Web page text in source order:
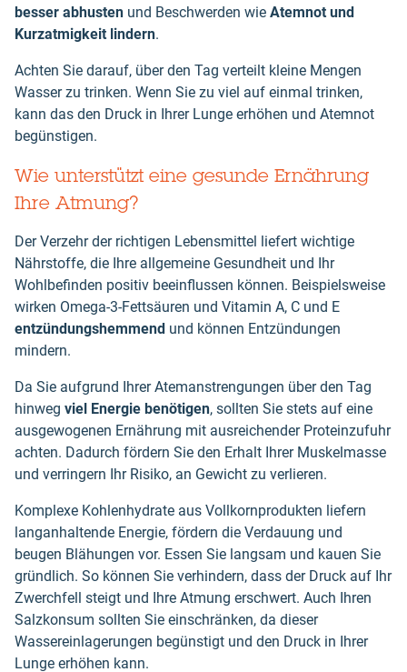
besser abhusten und Beschwerden wie Atemnot und
Kurzatmigkeit lindern.
Achten Sie darauf, über den Tag verteilt kleine Mengen
Wasser zu trinken. Wenn Sie zu viel auf einmal trinken,
kann das den Druck in Ihrer Lunge erhöhen und Atemnot
begünstigen.
Wie unterstützt eine gesunde Ernährung
Ihre Atmung?
Der Verzehr der richtigen Lebensmittel liefert wichtige
Nährstoffe, die Ihre allgemeine Gesundheit und Ihr
Wohlbefinden positiv beeinflussen können. Beispielsweise
wirken Omega-3-Fettsäuren und Vitamin A, C und E
entzündungshemmend und können Entzündungen
mindern.
Da Sie aufgrund Ihrer Atemanstrengungen über den Tag
hinweg viel Energie benötigen, sollten Sie stets auf eine
ausgewogenen Ernährung mit ausreichender Proteinzufuhr
achten. Dadurch fördern Sie den Erhalt Ihrer Muskelmasse
und verringern Ihr Risiko, an Gewicht zu verlieren.
Komplexe Kohlenhydrate aus Vollkornprodukten liefern
langanhaltende Energie, fördern die Verdauung und
beugen Blähungen vor. Essen Sie langsam und kauen Sie
gründlich. So können Sie verhindern, dass der Druck auf Ihr
Zwerchfell steigt und Ihre Atmung erschwert. Auch Ihren
Salzkonsum sollten Sie einschränken, da dieser
Wassereinlagerungen begünstigt und den Druck in Ihrer
Lunge erhöhen kann.